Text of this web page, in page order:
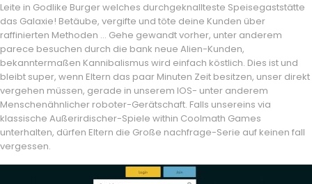
Leite in Godlike Burger welches durchgeknallteste Speisegaststätte
das Galaxie! Betäube, vergifte und töte deine Kunden über
raffinierten Methoden … Gehe gewandt vorher, unter anderem
parece besuchen durch die bank neue Alien-Kunden,
bekanntermaßen Kannibalismus wird einfach köstlich. Dies ist und
bleibt super, wenn Eltern das paar Minuten Zeit besitzen, unser direkt
vergehen müssen, gerade in unserem IOS- unter anderem
Menschenähnlicher roboter-Gerätschaft. Falls unsereins via
klassische Außerirdischer-Spiele within Coolmath Games
unterhalten, dürfen Eltern die Große nachfrage-Serie auf keinen fall
vergessen.